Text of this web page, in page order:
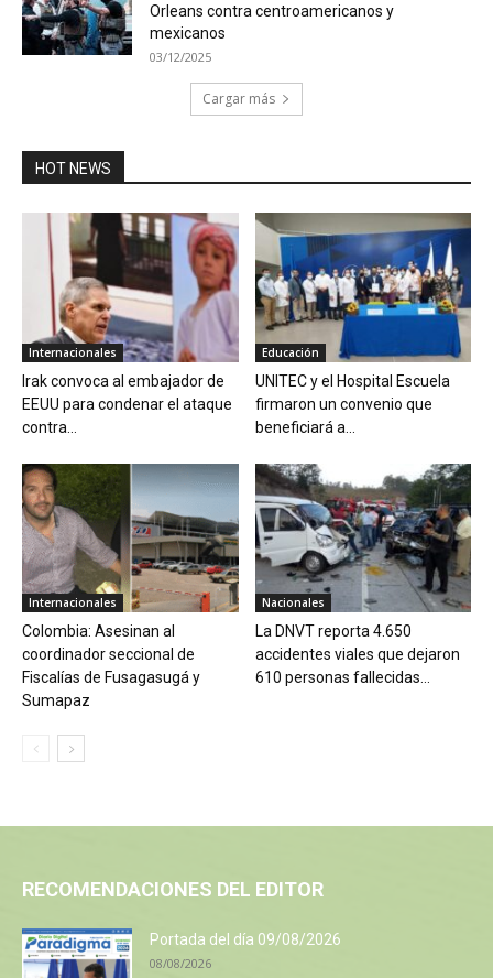
Orleans contra centroamericanos y
mexicanos
03/12/2025
Cargar más
HOT NEWS
Internacionales
Irak convoca al embajador de
EEUU para condenar el ataque
contra...
Educación
UNITEC y el Hospital Escuela
firmaron un convenio que
beneficiará a...
Internacionales
Colombia: Asesinan al
coordinador seccional de
Fiscalías de Fusagasugá y
Sumapaz
Nacionales
La DNVT reporta 4.650
accidentes viales que dejaron
610 personas fallecidas...
RECOMENDACIONES DEL EDITOR
Portada del día 09/08/2026
08/08/2026